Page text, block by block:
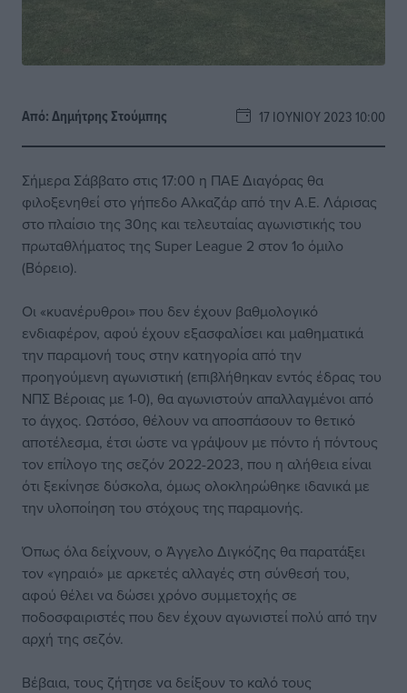
Από:Δημήτρης Στούμπης 17 ΙΟΥΝΊΟΥ 2023 10:00
Σήμερα Σάββατο στις 17:00 η ΠΑΕ Διαγόρας θα
φιλοξενηθεί στο γήπεδο Αλκαζάρ από την Α.Ε. Λάρισας
στο πλαίσιο της 30ης και τελευταίας αγωνιστικής του
πρωταθλήματος της Super League 2 στον 1ο όμιλο
(Βόρειο).
Οι «κυανέρυθροι» που δεν έχουν βαθμολογικό
ενδιαφέρον, αφού έχουν εξασφαλίσει και μαθηματικά
την παραμονή τους στην κατηγορία από την
προηγούμενη αγωνιστική (επιβλήθηκαν εντός έδρας του
ΝΠΣ Βέροιας με 1-0), θα αγωνιστούν απαλλαγμένοι από
το άγχος. Ωστόσο, θέλουν να αποσπάσουν το θετικό
αποτέλεσμα, έτσι ώστε να γράψουν με πόντο ή πόντους
τον επίλογο της σεζόν 2022-2023, που η αλήθεια είναι
ότι ξεκίνησε δύσκολα, όμως ολοκληρώθηκε ιδανικά με
την υλοποίηση του στόχους της παραμονής.
Όπως όλα δείχνουν, ο Άγγελο Διγκόζης θα παρατάξει
τον «γηραιό» με αρκετές αλλαγές στη σύνθεσή του,
αφού θέλει να δώσει χρόνο συμμετοχής σε
ποδοσφαιριστές που δεν έχουν αγωνιστεί πολύ από την
αρχή της σεζόν.
Βέβαια, τους ζήτησε να δείξουν το καλό τους